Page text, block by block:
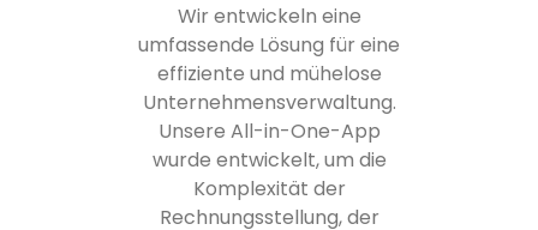
Wir entwickeln eine
umfassende Lösung für eine
effiziente und mühelose
Unternehmensverwaltung.
Unsere All-in-One-App
wurde entwickelt, um die
Komplexität der
Rechnungsstellung, der